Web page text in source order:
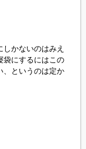
かないのはみえ
袋にするにはこの
、というのは定か